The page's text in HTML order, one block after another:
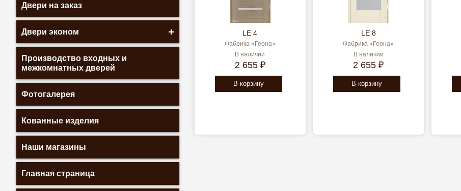
Двери на заказ
Двери эконом
Производство входных и
межкомнатных дверей
Фотогалерея
Кованные изделия
Наши магазины
Главная страница
LE 4
Фабрика «Геона»
В наличии
2 655 ₽
В корзину
LE 8
Фабрика «Геона»
В наличии
2 655 ₽
В корзину